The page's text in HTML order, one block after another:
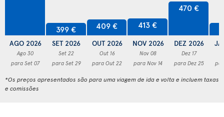
AGO 2026
Ago 30
para Set 07
399 €
SET 2026
Set 22
para Set 29
409 €
OUT 2026
Out 16
para Out 22
413 €
NOV 2026
Nov 08
para Nov 14
470 €
DEZ 2026
Dez 17
para Dez 25
*Os preços apresentados são para uma viagem de ida e volta e incluem taxas
e comissões